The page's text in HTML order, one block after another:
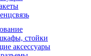
стойки
аксессуары